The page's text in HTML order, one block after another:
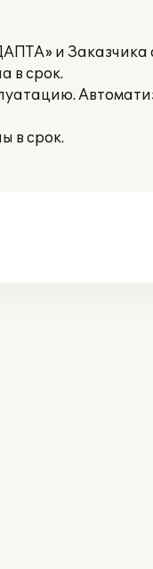
и Заказчика
в срок.
в срок.